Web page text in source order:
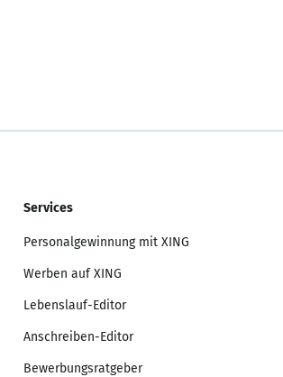
Services
Personalgewinnung mit XING
Werben auf XING
Lebenslauf-Editor
Anschreiben-Editor
Bewerbungsratgeber